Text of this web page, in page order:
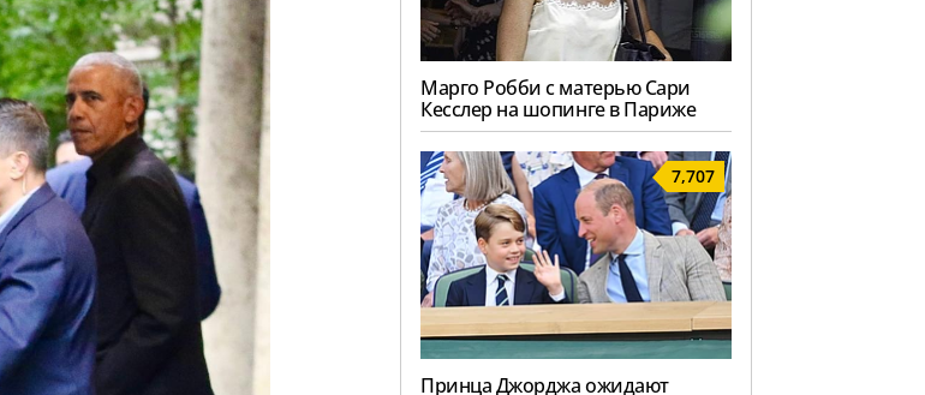
Марго Робби с матерью Сари
Кесслер на шопинге в Париже
7,707
Принца Джорджа ожидают